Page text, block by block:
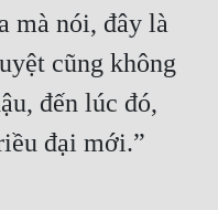
mà nói, đây là
cũng không
đến lúc đó,
đại mới.”